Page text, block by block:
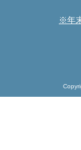
※年